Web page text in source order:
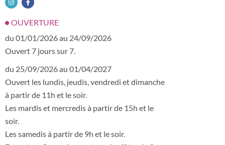
OUVERTURE
du 01/01/2026 au 24/09/2026
Ouvert 7 jours sur 7.
du 25/09/2026 au 01/04/2027
Ouvert les lundis, jeudis, vendredi et dimanche
à partir de 11h et le soir.
Les mardis et mercredis à partir de 15h et le
soir.
Les samedis à partir de 9h et le soir.